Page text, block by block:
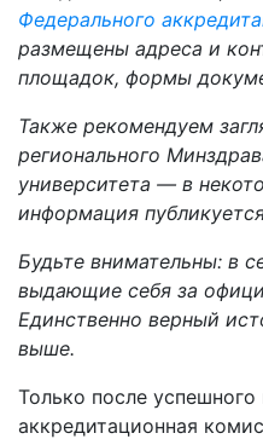
Федерального
размещены адреса и
площадок, формы
Также рекомендуем
регионального
университета — в
информация
Будьте внимательны: в
выдающие себя за
Единственно верный
выше.
Только после
аккредитационная